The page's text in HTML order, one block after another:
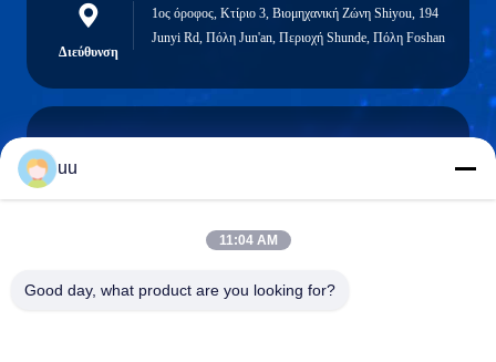
Διεύθυνση
1ος όροφος, Κτίριο 3, Βιομηχανική Ζώνη Shiyou, 194
Junyi Rd, Πόλη Jun'an, Περιοχή Shunde, Πόλη Foshan
Ηλεκτρονικό
uu
11:04 AM
Good day, what product are you looking for?